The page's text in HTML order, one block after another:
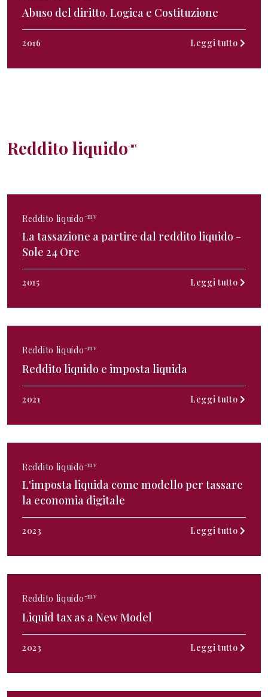
Abuso del diritto. Logica e Costituzione
2016 Leggi tutto
Reddito liquido-mv
Reddito liquido-mv
La tassazione a partire dal reddito liquido -
Sole 24 Ore
2015 Leggi tutto
Reddito liquido-mv
Reddito liquido e imposta liquida
2021 Leggi tutto
Reddito liquido-mv
L'imposta liquida come modello per tassare
la economia digitale
2023 Leggi tutto
Reddito liquido-mv
Liquid tax as a New Model
2023 Leggi tutto